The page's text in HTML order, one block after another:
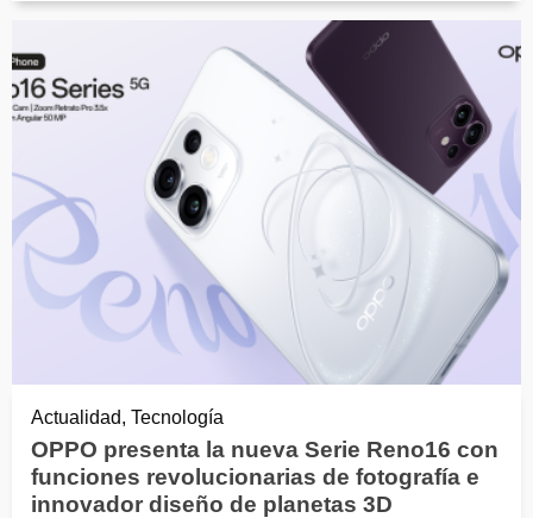
Actualidad, Tecnología
OPPO presenta la nueva Serie Reno16 con
funciones revolucionarias de fotografía e
innovador diseño de planetas 3D